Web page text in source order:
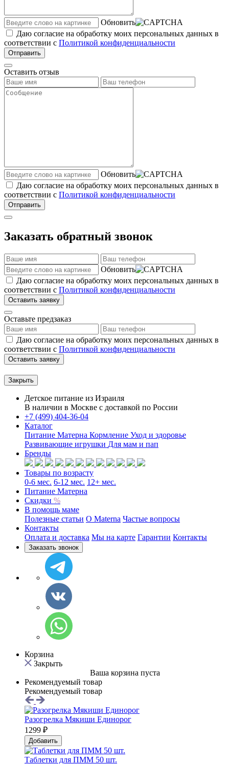
Обновить
Даю согласие на обработку моих персональных данных в
соответствии с Политикой конфиденциальности
Отправить
Оставить отзыв
Обновить
Даю согласие на обработку моих персональных данных в
соответствии с Политикой конфиденциальности
Отправить
Заказать обратный звонок
Обновить
Даю согласие на обработку моих персональных данных в
соответствии с Политикой конфиденциальности
Оставить заявку
Оставьте предзаказ
Даю согласие на обработку моих персональных данных в
соответствии с Политикой конфиденциальности
Оставить заявку
Закрыть
Детское питание из Израиля
В наличии в Москве с доставкой по России
+7 (499) 404-36-04
Каталог
Питание Матерна Кормление Уход и здоровье
Развивающие игрушки Для мам и пап
Бренды
Товары по возрасту
0-6 мес. 6-12 мес. 12+ мес.
Питание Матерна
Скидки %
В помощь маме
Полезные статьи O Materna Частые вопросы
Контакты
Оплата и доставка Мы на карте Гарантии Контакты
Заказать звонок
Корзина
Закрыть
Ваша корзина пуста
Рекомендуемый товар
Рекомендуемый товар
Разогрелка Мякиши Единорог
1299 ₽
Добавить
Таблетки для ПММ 50 шт.